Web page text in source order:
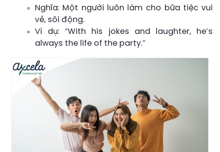
Nghĩa: Một người luôn làm cho bữa tiệc vui
vẻ, sôi động.
Ví dụ: “With his jokes and laughter, he’s
always the life of the party.”